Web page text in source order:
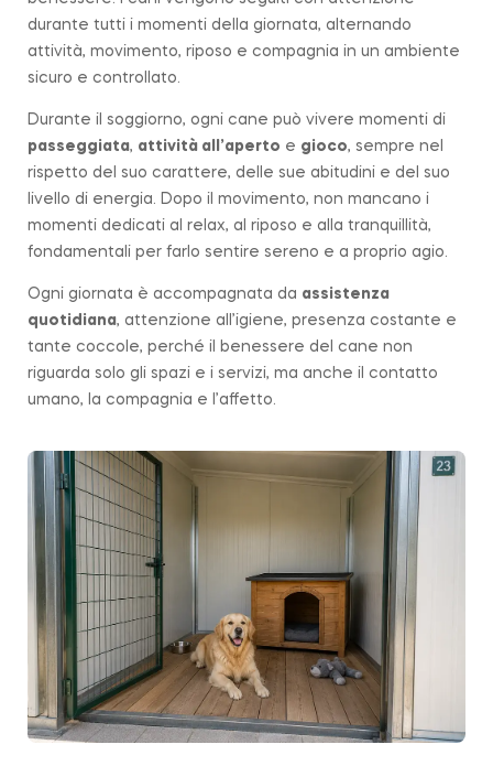
durante tutti i momenti della giornata, alternando
attività, movimento, riposo e compagnia in un ambiente
sicuro e controllato.
Durante il soggiorno, ogni cane può vivere momenti di
passeggiata, attività all’aperto e gioco, sempre nel
rispetto del suo carattere, delle sue abitudini e del suo
livello di energia. Dopo il movimento, non mancano i
momenti dedicati al relax, al riposo e alla tranquillità,
fondamentali per farlo sentire sereno e a proprio agio.
Ogni giornata è accompagnata da assistenza
quotidiana, attenzione all’igiene, presenza costante e
tante coccole, perché il benessere del cane non
riguarda solo gli spazi e i servizi, ma anche il contatto
umano, la compagnia e l’affetto.